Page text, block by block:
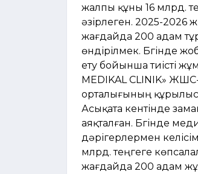
жалпы құны 16 млрд.
әзірлеген. 2025-2026
жағдайда 200 адам
өндірілмек. Бүгінде
ету бойынша тиісті
MEDIKAL CLINIK»
орталығының
Асықата кентінде
аяқталған. Бүгінде
дәрігерлермен
млрд. теңгеге
жағдайда 200 адам